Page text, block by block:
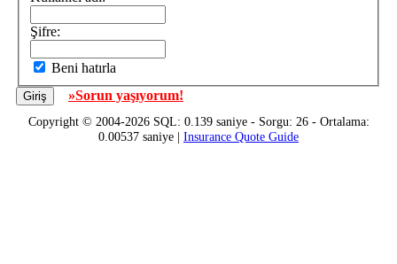
Şifre:
Beni hatırla
»Sorun yaşıyorum!
Copyright © 2004-2026 SQL: 0.139 saniye - Sorgu: 26 - Ortalama:
0.00537 saniye | Insurance Quote Guide